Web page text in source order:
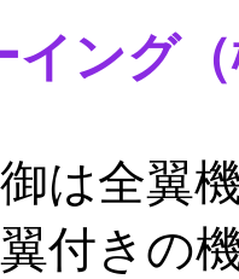
ング
は全翼
付きの